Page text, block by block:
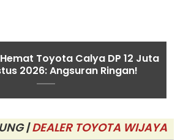
Toyota Calya DP 12 Juta
2026: Angsuran Ringan!
|DEALER TOYOTA WIJAYA